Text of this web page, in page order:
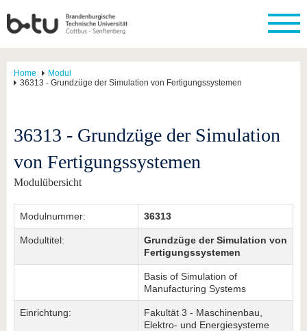
Home
Modul
36313 - Grundzüge der Simulation von Fertigungssystemen
36313 - Grundzüge der Simulation
von Fertigungssystemen
Modulübersicht
Modulnummer: 36313
Modultitel:
Grundzüge der Simulation von
Fertigungssystemen
Basis of Simulation of
Manufacturing Systems
Einrichtung:
Fakultät 3 - Maschinenbau,
Elektro- und Energiesysteme